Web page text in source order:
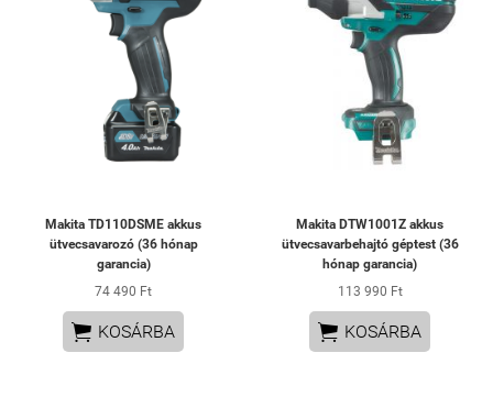
Makita TD110DSME akkus
ütvecsavarozó (36 hónap
garancia)
74 490 Ft
 KOSÁRBA
Makita DTW1001Z akkus
ütvecsavarbehajtó géptest (36
hónap garancia)
113 990 Ft
 KOSÁRBA